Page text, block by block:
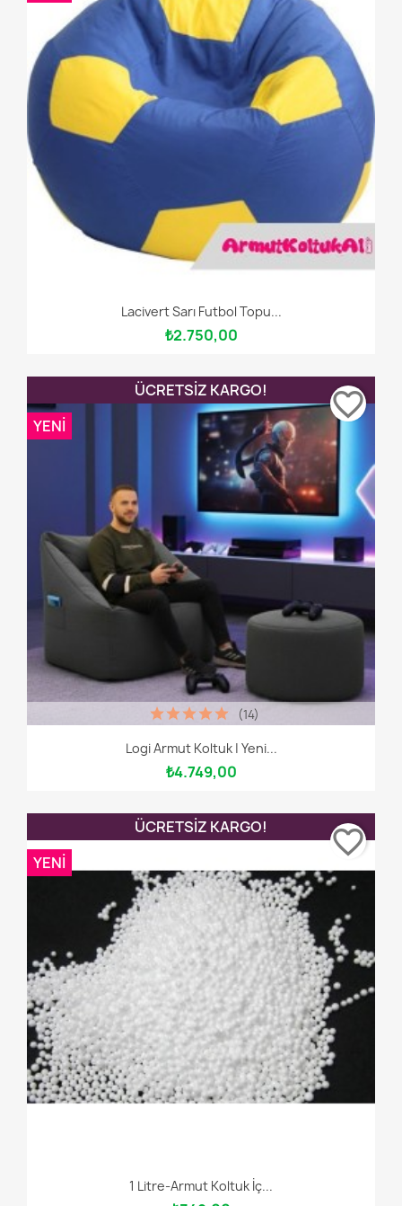
Lacivert Sarı Futbol Topu...
₺2.750,00
Logi Armut Koltuk | Yeni...
₺4.749,00
(14)
ÜCRETSIZ KARGO!
YENI
favorite_border
1 Litre-Armut Koltuk İç...
ÜCRETSIZ KARGO!
YENI
favorite_border